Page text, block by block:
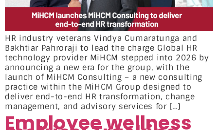
HR industry veterans Vindya Cumaratunga and
Bakhtiar Pahroraji to lead the charge Global HR
technology provider MiHCM stepped into 2026 by
announcing a new era for the group, with the
launch of MiHCM Consulting – a new consulting
practice within the MiHCM Group designed to
deliver end-to-end HR transformation, change
management, and advisory services for […]
Employee wellness